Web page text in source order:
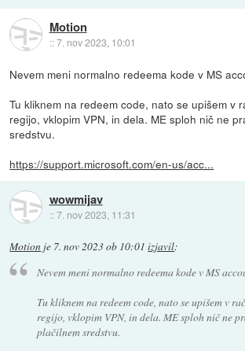
Motion
::7. nov 2023, 10:01
Nevem meni normalno redeema kode v MS
Tu kliknem na redeem code, nato se upišem v
regijo, vklopim VPN, in dela. ME sploh nič ne
sredstvu.
https://support.microsoft.com/en-us/acc...
wowmijav
::7. nov 2023, 11:31
Motion je 7. nov 2023 ob 10:01 izjavil:
Nevem meni normalno redeema kode v MS
Tu kliknem na redeem code, nato se upišem v
regijo, vklopim VPN, in dela. ME sploh nič ne
plačilnem sredstvu.